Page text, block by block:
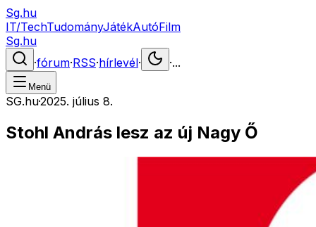
Sg.hu
IT/TechTudományJátékAutóFilm
Sg.hu
·fórum·RSS·hírlevél· ·...
Menü
SG.hu·2025. július 8.
Stohl András lesz az új Nagy Ő